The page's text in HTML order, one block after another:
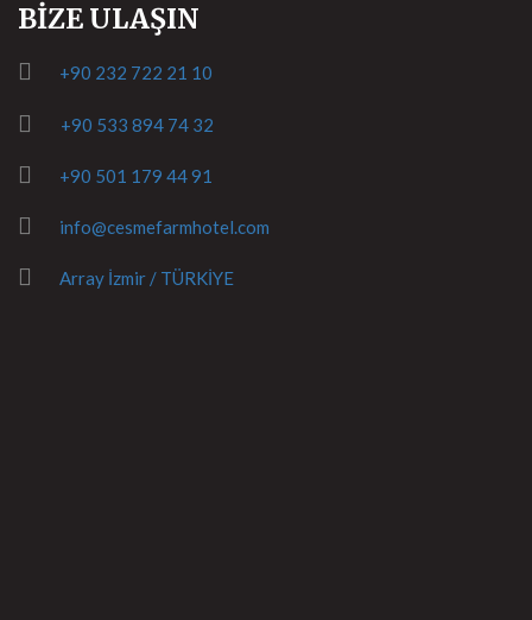
BİZE ULAŞIN
+90 232 722 21 10
+90 533 894 74 32
+90 501 179 44 91
info@cesmefarmhotel.com
Array İzmir / TÜRKİYE